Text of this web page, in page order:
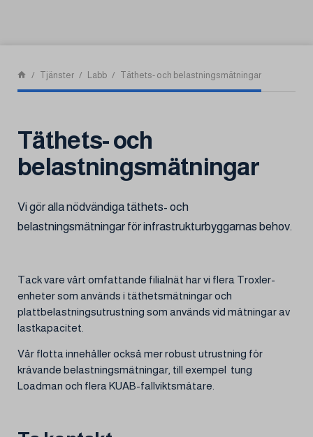
Tjänster Labb Täthets- och belastningsmätningar
Täthets- och
belastningsmätningar
Vi gör alla nödvändiga täthets- och
belastningsmätningar för infrastrukturbyggarnas behov.
Tack vare vårt omfattande filialnät har vi flera Troxler-
enheter som används i täthetsmätningar och
plattbelastningsutrustning som används vid mätningar av
lastkapacitet.
Vår flotta innehåller också mer robust utrustning för
krävande belastningsmätningar, till exempel tung
Loadman och flera KUAB-fallviktsmätare.